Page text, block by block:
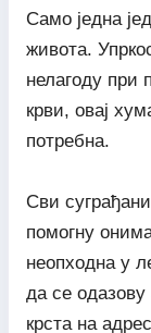
Само једна
живота.
нелагоду
крви, овај
потребна.
Сви
помогну
неопходна у
да се одазову
крста на